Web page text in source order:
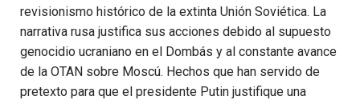
revisionismo histórico de la extinta Unión Soviética. La
narrativa rusa justifica sus acciones debido al supuesto
genocidio ucraniano en el Dombás y al constante avance
de la OTAN sobre Moscú. Hechos que han servido de
pretexto para que el presidente Putin justifique una